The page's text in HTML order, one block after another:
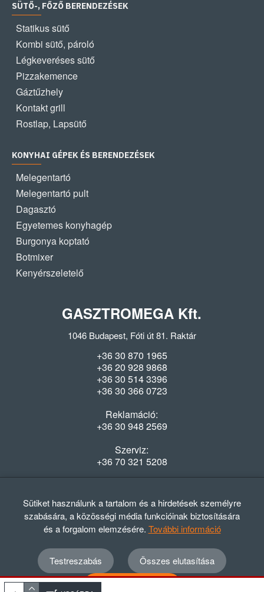
SÜTŐ-, FŐZŐ BERENDEZÉSEK
Statikus sütő
Kombi sütő, pároló
Légkeveréses sütő
Pizzakemence
Gáztűzhely
Kontakt grill
Rostlap, Lapsütő
KONYHAI GÉPEK ÉS BERENDEZÉSEK
Melegentartó
Melegentartó pult
Dagasztó
Egyetemes konyhagép
Burgonya koptató
Botmixer
Kenyérszeletelő
GASZTROMEGA Kft.
1046 Budapest, Fóti út 81. Raktár
+36 30 870 1965
+36 20 928 9868
+36 30 514 3396
+36 30 366 0723
Reklamáció:
+36 30 948 2569
Szerviz:
+36 70 321 5208
Hétfő-Péntek: 08:00-16:30
© 2012 - 2024 GASZTRΩMEGA Kft.
Adatvédelmi szabályzat
ÁSZF
Elállási nyilatkozat
Sütiket használunk a tartalom és a hirdetések személyre
szabására, a közösségi média funkcióinak biztosítására
és a forgalom elemzésére. További információ
Testreszabás
Összes elutasítása
Összes elfogadása